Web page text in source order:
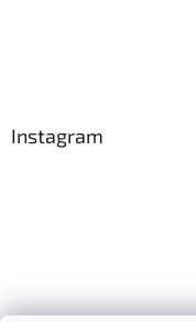
Instagram